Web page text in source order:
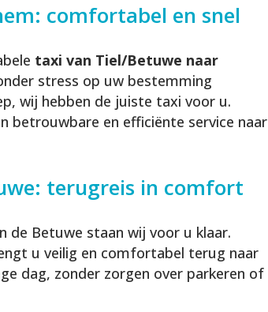
comfortabel en snel
taxi van Tiel/Betuwe naar
stress op uw bestemming
wij hebben de juiste taxi voor u.
betrouwbare en efficiënte service naar
terugreis in comfort
de Betuwe staan wij voor u klaar.
u veilig en comfortabel terug naar
dag, zonder zorgen over parkeren of